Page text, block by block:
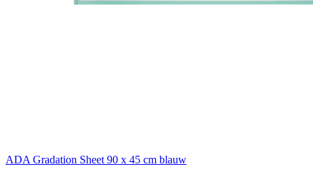
ADA Gradation Sheet 90 x 45 cm blauw